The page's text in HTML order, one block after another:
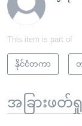
This item is part of
နိုင်ငံတကာ
အခြားဖတ်ရှု